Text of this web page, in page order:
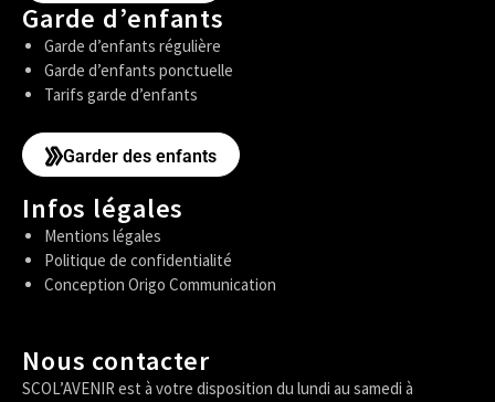
Garde d’enfants
Garde d’enfants régulière
Garde d’enfants ponctuelle
Tarifs garde d’enfants
Garder des enfants
Infos légales
Mentions légales
Politique de confidentialité
Conception Origo Communication
Nous contacter
SCOL’AVENIR est à votre disposition du lundi au samedi à